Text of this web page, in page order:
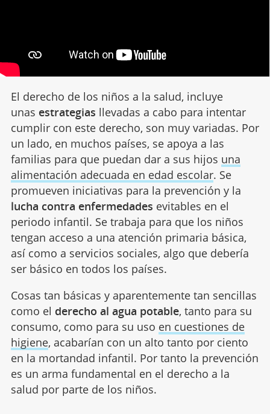
El derecho de los niños a la salud, incluye
unas estrategias llevadas a cabo para intentar
cumplir con este derecho, son muy variadas. Por
un lado, en muchos países, se apoya a las
familias para que puedan dar a sus hijos una
alimentación adecuada en edad escolar. Se
promueven iniciativas para la prevención y la
lucha contra enfermedades evitables en el
periodo infantil. Se trabaja para que los niños
tengan acceso a una atención primaria básica,
así como a servicios sociales, algo que debería
ser básico en todos los países.
Cosas tan básicas y aparentemente tan sencillas
como el derecho al agua potable, tanto para su
consumo, como para su uso en cuestiones de
higiene, acabarían con un alto tanto por ciento
en la mortandad infantil. Por tanto la prevención
es un arma fundamental en el derecho a la
salud por parte de los niños.